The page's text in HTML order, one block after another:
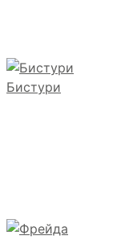
Бистури